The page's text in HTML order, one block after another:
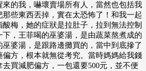
來的我，嚇壞賣場所有人，當然也包括我
那些東西丟掉，實在太恐怖了！和我一起
梅，她的症狀是拉肚子，拉到無法控制
下，王菲喝的巫婆湯，是由蔬菜熬煮成的
婆湯，是跟路邊攤買的，當中到底摻了
偏方，根本就無從考究。當時媽媽給我錢
買減肥偏方，一包還要500元，並不便